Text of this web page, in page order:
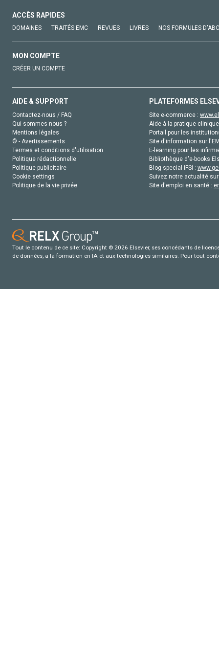
ACCÈS RAPIDES
DOMAINES TRAITÉS EMC REVUES LIVRES NOS FORMULES
MON COMPTE
CRÉER UN COMPTE
AIDE & SUPPORT
Contactez-nous / FAQ
Qui sommes-nous ?
Mentions légales
© - Avertissements
Termes et conditions d'utilisation
Politique rédactionnelle
Politique publicitaire
Cookie settings
Politique de la vie privée
PLATEFORMES
Site e-commerce :
Aide à la pratique
Portail pour les
Site d'information sur
E-learning pour les
Bibliothèque d'e-books
Blog special IFSI :
Suivez notre actualité
Site d'emploi en santé :
Tout le contenu de ce site: Copyright © 2026 Elsevier, ses concédants de
de données, a la formation en IA et aux technologies similaires. Pour tout